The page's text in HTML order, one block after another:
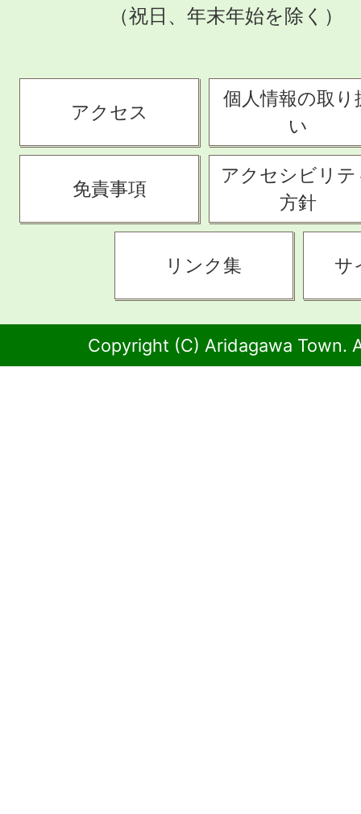
（祝日、年末年始を除く）
アクセス
個人情報の取り
い
免責事項
アクセシビリテ
方針
リンク集 サ
Copyright (C) Aridagawa Town.